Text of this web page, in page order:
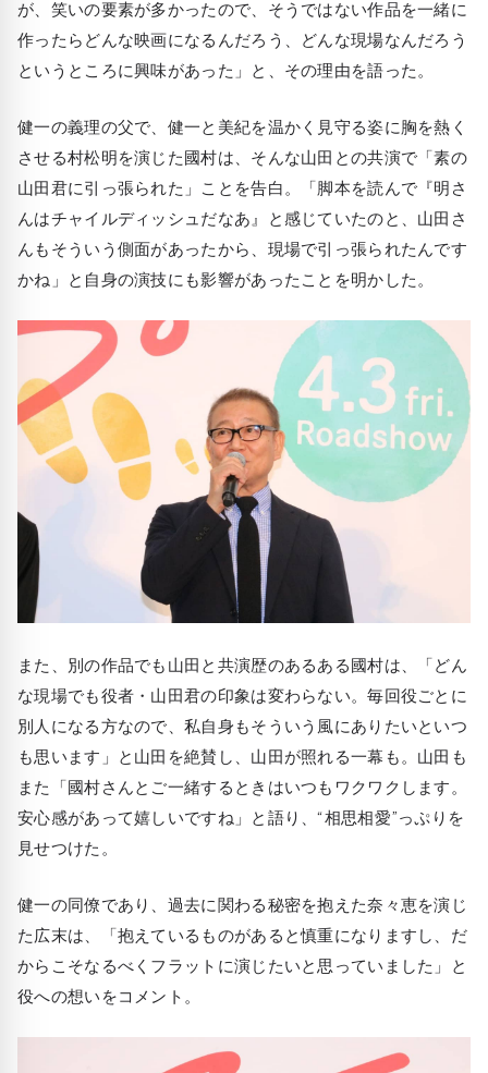
が、笑いの要素が多かったので、そうではない作品を一緒に
作ったらどんな映画になるんだろう、どんな現場なんだろう
というところに興味があった」と、その理由を語った。
健一の義理の父で、健一と美紀を温かく見守る姿に胸を熱く
させる村松明を演じた國村は、そんな山田との共演で「素の
山田君に引っ張られた」ことを告白。「脚本を読んで『明さ
んはチャイルディッシュだなあ』と感じていたのと、山田さ
んもそういう側面があったから、現場で引っ張られたんです
かね」と自身の演技にも影響があったことを明かした。
また、別の作品でも山田と共演歴のあるある國村は、「どん
な現場でも役者・山田君の印象は変わらない。毎回役ごとに
別人になる方なので、私自身もそういう風にありたいといつ
も思います」と山田を絶賛し、山田が照れる一幕も。山田も
また「國村さんとご一緒するときはいつもワクワクします。
安心感があって嬉しいですね」と語り、“相思相愛”っぷりを
見せつけた。
健一の同僚であり、過去に関わる秘密を抱えた奈々恵を演じ
た広末は、「抱えているものがあると慎重になりますし、だ
からこそなるべくフラットに演じたいと思っていました」と
役への想いをコメント。